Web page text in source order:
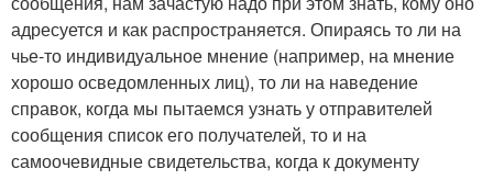
адресуется и как распространяется. Опираясь то ли на
чье-то индивидуальное мнение (например, на мнение
хорошо осведомленных лиц), то ли на наведение
справок, когда мы пытаемся узнать у отправителей
сообщения список его получателей, то и на
самоочевидные свидетельства, когда к документу